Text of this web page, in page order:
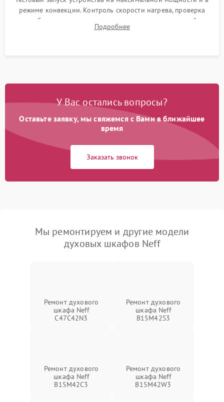
режиме конвекции. Контроль скорости нагрева, проверка
срабатывания термостата при достижении заданной
температуры и тест на отсутствие утечек тока.
Подробнее
У Вас остались вопросы?
Оставьте заявку, мы свяжемся с Вами в ближайшее
время
Заказать звонок
Мы ремонтируем и другие модели
духовых шкафов Neff
Ремонт духового
шкафа Neff
C47C42N3
Ремонт духового
шкафа Neff
B15M42S3
Ремонт духового
шкафа Neff
B15M42C3
Ремонт духового
шкафа Neff
B15M42W3